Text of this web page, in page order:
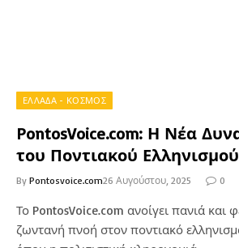
ΕΛΛΑΔΑ - ΚΟΣΜΟΣ
PontosVoice.com: Η Νέα
του Ποντιακού
By Pontosvoice.com26 Αυγούστου, 2025 0
Το PontosVoice.com ανοίγει πανιά και
ζωντανή πνοή στον ποντιακό